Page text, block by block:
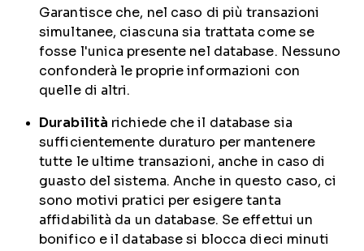
Garantisce che, nel caso di più transazioni
simultanee, ciascuna sia trattata come se
fosse l'unica presente nel database. Nessuno
confonderà le proprie informazioni con
quelle di altri.
Durabilità richiede che il database sia
sufficientemente duraturo per mantenere
tutte le ultime transazioni, anche in caso di
guasto del sistema. Anche in questo caso, ci
sono motivi pratici per esigere tanta
affidabilità da un database. Se effettui un
bonifico e il database si blocca dieci minuti